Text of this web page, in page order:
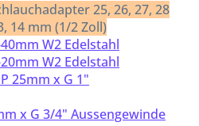
25, 26, 27, 28
14 mm (1/2 Zoll)
W2 Edelstahl
W2 Edelstahl
25mm x G 1"
x G 3/4" Aussengewinde